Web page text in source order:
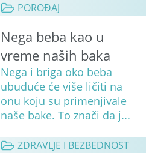
POROĐAJ
Nega beba kao u
vreme naših baka
Nega i briga oko beba
ubuduće će više ličiti na
onu koju su primenjivale
naše bake. To znači da j...
ZDRAVLJE I BEZBEDNOST